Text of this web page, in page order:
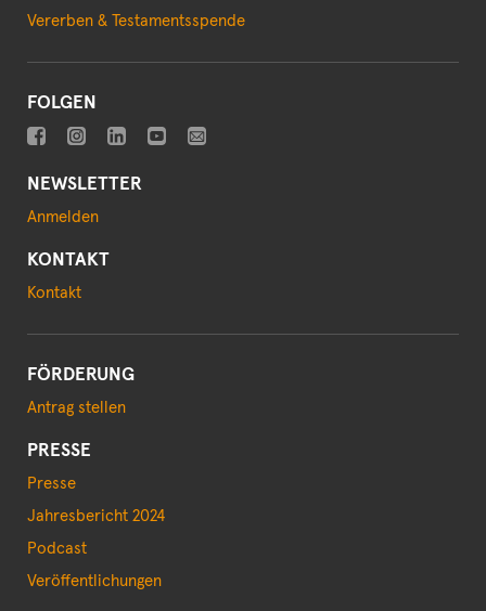
Vererben & Testamentsspende
FOLGEN
NEWSLETTER
Anmelden
KONTAKT
Kontakt
FÖRDERUNG
Antrag stellen
PRESSE
Presse
Jahresbericht 2024
Podcast
Veröffentlichungen